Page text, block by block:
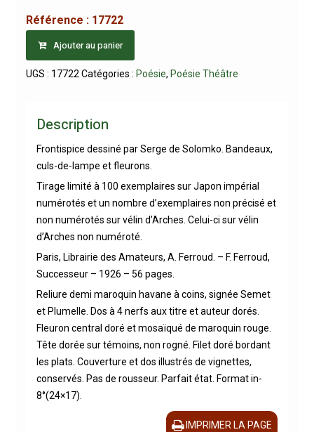
Référence : 17722
Ajouter au panier
UGS : 17722 Catégories : Poésie, Poésie Théâtre
Description
Frontispice dessiné par Serge de Solomko. Bandeaux,
culs-de-lampe et fleurons.
Tirage limité à 100 exemplaires sur Japon impérial
numérotés et un nombre d’exemplaires non précisé et
non numérotés sur vélin d’Arches. Celui-ci sur vélin
d’Arches non numéroté.
Paris, Librairie des Amateurs, A. Ferroud. – F. Ferroud,
Successeur – 1926 – 56 pages.
Reliure demi maroquin havane à coins, signée Semet
et Plumelle. Dos à 4 nerfs aux titre et auteur dorés.
Fleuron central doré et mosaïqué de maroquin rouge.
Tête dorée sur témoins, non rogné. Filet doré bordant
les plats. Couverture et dos illustrés de vignettes,
conservés. Pas de rousseur. Parfait état. Format in-
8°(24×17).
IMPRIMER LA PAGE